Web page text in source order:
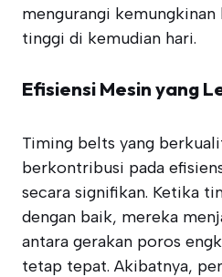
mengurangi
tinggi di kemudian hari.
Efisiensi Mesin yang
Timing belts yang
berkontribusi pada
secara signifikan. Ketika
dengan baik, mereka
antara gerakan poros
tetap tepat. Akibatnya,